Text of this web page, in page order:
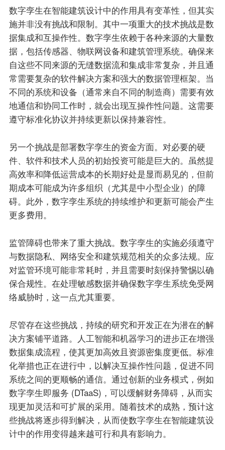
数字孪生在智能建筑设计中的作用具有变革性，但其实
施并非没有挑战和限制。其中一项重大的技术挑战是数
据集成和互操作性。数字孪生依赖于各种来源的大量数
据，包括传感器、物联网设备和建筑管理系统。确保来
自这些不同来源的无缝数据流和集成非常复杂，并且通
常需要复杂的软件解决方案和强大的数据管理框架。当
不同的系统和设备（通常来自不同的制造商）需要有效
地通信和协同工作时，就会出现互操作性问题。这需要
遵守标准化协议并持续更新以保持兼容性。
另一个挑战是部署数字孪生的资金方面。对必要的硬
件、软件和技术人员的初始投资可能是巨大的。虽然提
高效率和降低运营成本的长期好处是显而易见的，但前
期成本可能成为许多组织（尤其是中小型企业）的障
碍。此外，数字孪生系统的持续维护和更新可能会产生
更多费用。
监管障碍也带来了重大挑战。数字孪生的实施必须遵守
与数据隐私、网络安全和建筑规范相关的众多法规。应
对监管环境可能非常耗时，并且需要时刻保持警惕以确
保合规性。在处理敏感数据并确保数字孪生系统免受网
络威胁时，这一点尤其重要。
尽管存在这些挑战，持续的研究和开发正在为潜在的解
决方案铺平道路。人工智能和机器学习的进步正在增强
数据集成流程，使其更加高效且资源密集度更低。标准
化举措也正在进行中，以解决互操作性问题，促进不同
系统之间的更顺畅的通信。通过创新的业务模式，例如
数字孪生即服务 (DTaaS)，可以缓解财务障碍，从而实
现更加灵活和可扩展的采用。随着技术的成熟，预计这
些挑战将逐步得到解决，从而使数字孪生在智能建筑设
计中的作用变得越来越可行和具有影响力。